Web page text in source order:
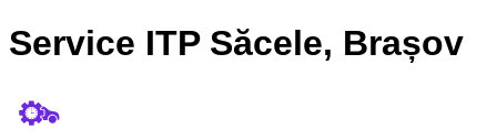
Service ITP Săcele, Brașov